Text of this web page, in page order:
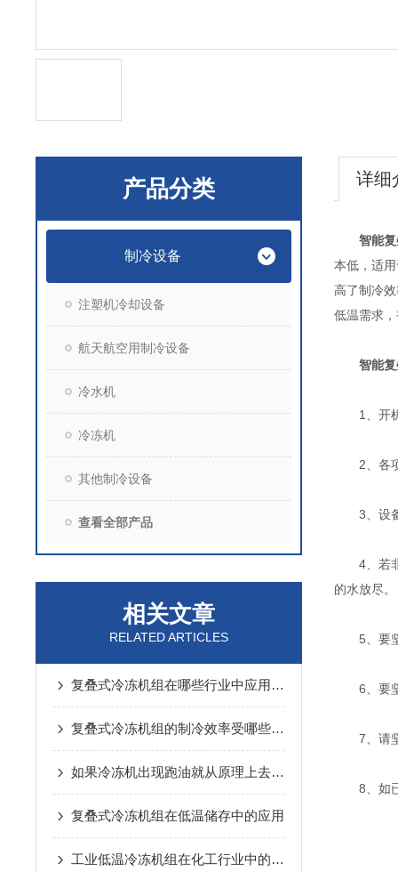
产品分类
制冷设备
注塑机冷却设备
航天航空用制冷设备
冷水机
冷冻机
其他制冷设备
查看全部产品
相关文章
RELATED ARTICLES
复叠式冷冻机组在哪些行业中应用广泛？
复叠式冷冻机组的制冷效率受哪些因素影响？
如果冷冻机出现跑油就从原理上去剖析并解决
复叠式冷冻机组在低温储存中的应用
工业低温冷冻机组在化工行业中的应用
详细
智能
本低，适
高了制冷
低温需求
智能
1、开机
2、各项
3、设备
4、若非
的水放尽。
5、要坚
6、要坚
7、请坚
8、如已